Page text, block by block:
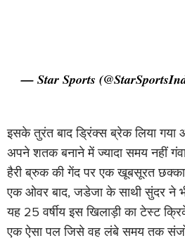
— Star Sports
इसके तुरंत बाद ड्रिंक्स ब्रेक लिया
अपने शतक बनाने में ज्यादा समय नहीं
हैरी ब्रुक की गेंद पर एक खूबसूरत
एक ओवर बाद, जडेजा के साथी सुंदर ने
यह 25 वर्षीय इस खिलाड़ी का टेस्ट
एक ऐसा पल जिसे वह लंबे समय तक